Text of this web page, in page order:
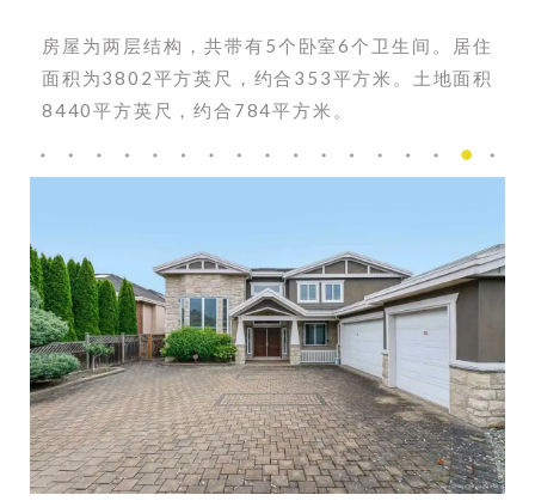
房屋为两层结构，共带有5个卧室6个卫生间。居住
面积为3802平方英尺，约合353平方米。土地面积
8440平方英尺，约合784平方米。